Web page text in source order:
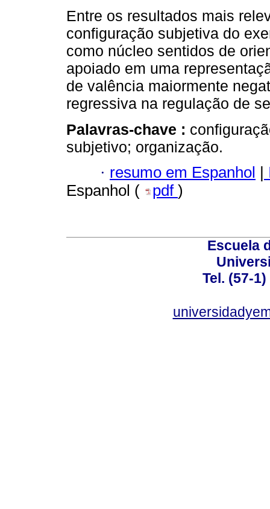
Entre os resultados mais
configuração subjetiva do
como núcleo sentidos de
apoiado em uma
de valência maiormente
regressiva na regulação de
Palavras-chave :
subjetivo; organização.
· resumo em Espanhol
Espanhol (
pdf )
Escuela
Tel. (57-